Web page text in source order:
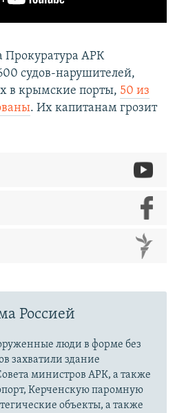
Прокуратура АРК
судов-нарушителей,
в крымские порты, 50 из
. Их капитанам грозит
Россией
люди в форме без
захватили здание
министров АРК, а также
Керченскую паромную
объекты, а также